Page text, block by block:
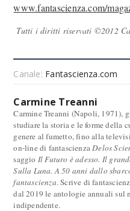
www.fantascienza.com/
Tutti i diritti riservati ©2012
Canale: Fantascienza.com
Carmine Treanni
Carmine Treanni (Napoli, 1971),
studiare la storia e le forme della
genere al fumetto, fino alla
on-line di fantascienzaDelos
saggio Il Futuro è adesso. Il
Sulla Luna. A 50 anni dallo
fantascienza. Scrive di
dal 2019 le antologie annuali sul
indipendente.